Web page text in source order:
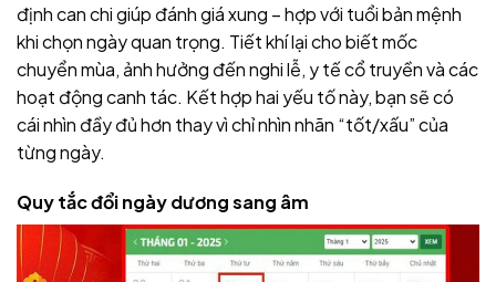
định can chi giúp đánh giá xung – hợp với tuổi bản mệnh
khi chọn ngày quan trọng. Tiết khí lại cho biết mốc
chuyển mùa, ảnh hưởng đến nghi lễ, y tế cổ truyền và các
hoạt động canh tác. Kết hợp hai yếu tố này, bạn sẽ có
cái nhìn đầy đủ hơn thay vì chỉ nhìn nhãn “tốt/xấu” của
từng ngày.
Quy tắc đổi ngày dương sang âm